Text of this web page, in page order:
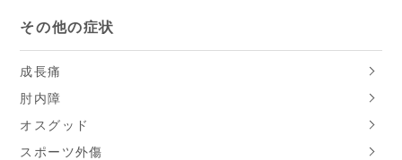
その他の症状
成長痛
肘内障
オスグッド
スポーツ外傷